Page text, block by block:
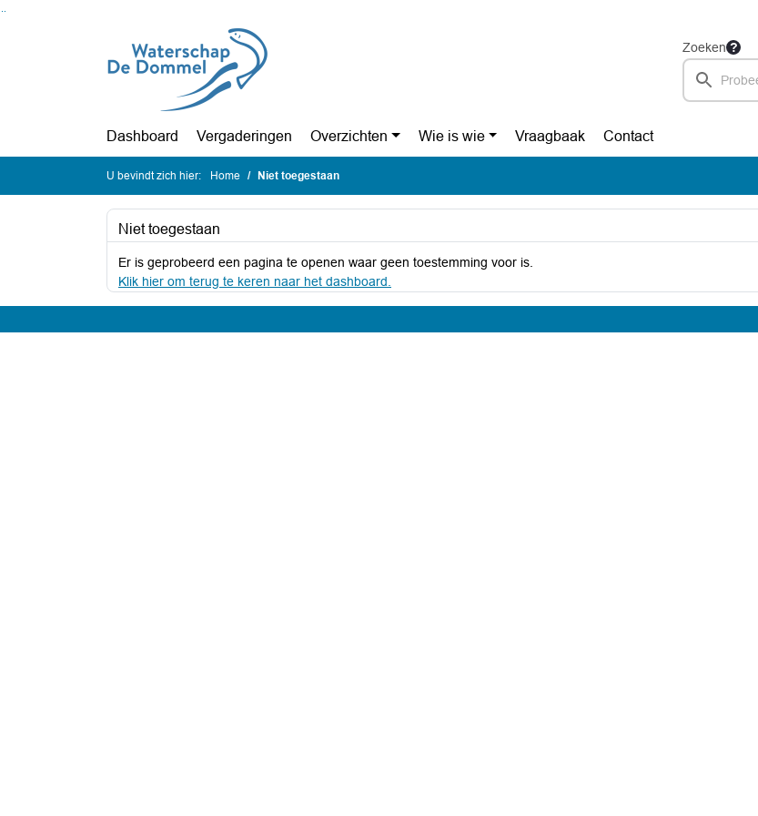
Zoeken
Dashboard Vergaderingen Overzichten Wie is wie Vraagbaak Contact
U bevindt zich hier: Home Niet toegestaan
Niet toegestaan
Er is geprobeerd een pagina te openen waar geen toestemming voor is.
Klik hier om terug te keren naar het dashboard.